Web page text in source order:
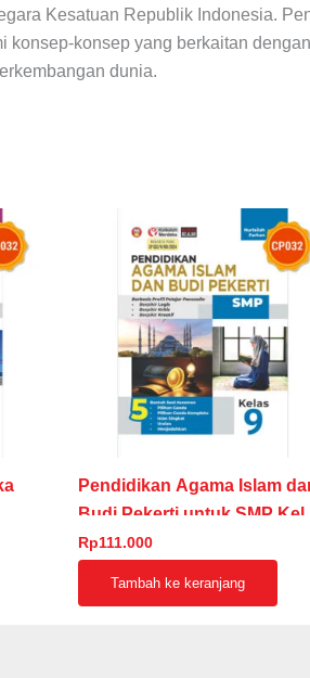
Kesatuan Republik Indonesia.
konsep yang berkaitan
dunia.
Pendidikan Agama Islam
Budi Pekerti untuk SMP
9
Rp111.000
Tambah ke keranjang